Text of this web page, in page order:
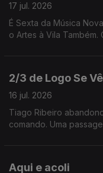
17 jul. 2026
É Sexta da Música
o Artes à Vila
2/3 de Logo Se Vê
16 jul. 2026
Tiago Ribeiro
comando. Uma
Aqui e acoli